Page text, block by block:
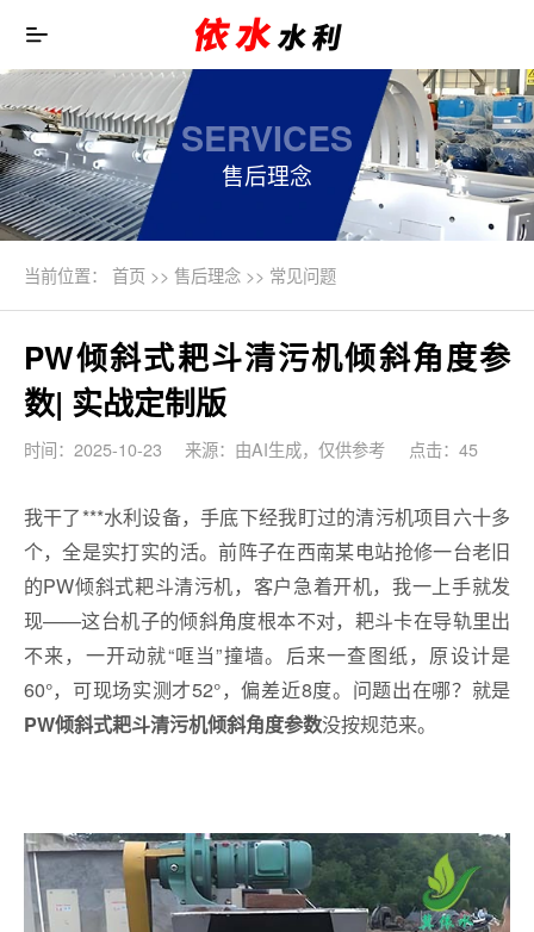
SERVICES
售后理念
当前位置： 首页>> 售后理念>> 常见问题
PW倾斜式耙斗清污机倾斜角度参
数| 实战定制版
时间：2025-10-23 来源：由AI生成，仅供参考 点击：45
我干了***水利设备，手底下经我盯过的清污机项目六十多
个，全是实打实的活。前阵子在西南某电站抢修一台老旧
的PW倾斜式耙斗清污机，客户急着开机，我一上手就发
现——这台机子的倾斜角度根本不对，耙斗卡在导轨里出
不来，一开动就“哐当”撞墙。后来一查图纸，原设计是
60°，可现场实测才52°，偏差近8度。问题出在哪？就是
PW倾斜式耙斗清污机倾斜角度参数没按规范来。